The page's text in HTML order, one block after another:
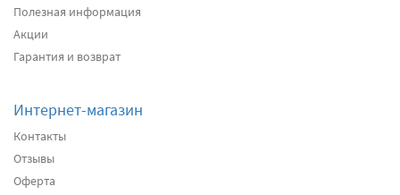
Подробнее
Подробнее
Полезная информация
Акции
Гарантия и возврат
Интернет-магазин
Контакты
Отзывы
Оферта